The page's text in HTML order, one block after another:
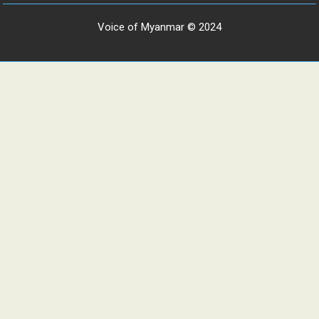
Voice of Myanmar © 2024